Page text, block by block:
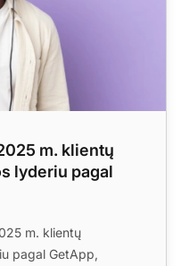
m. klientų
lyderiu pagal
m. klientų
pagal GetApp,